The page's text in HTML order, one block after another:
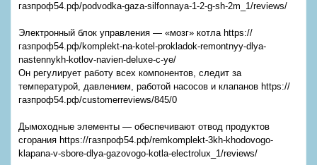
газпроф54.рф/podvodka-gaza-silfonnaya-1-2-g-sh-2m_1/reviews/
Электронный блок управления — «мозг» котла https://
газпроф54.рф/komplekt-na-kotel-prokladok-remontnyy-dlya-
nastennykh-kotlov-navien-deluxe-c-ye/
Он регулирует работу всех компонентов, следит за
температурой, давлением, работой насосов и клапанов https://
газпроф54.рф/customerreviews/845/0
Дымоходные элементы — обеспечивают отвод продуктов
сгорания https://газпроф54.рф/remkomplekt-3kh-khodovogo-
klapana-v-sbore-dlya-gazovogo-kotla-electrolux_1/reviews/